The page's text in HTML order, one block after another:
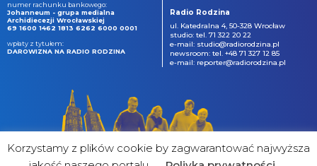
numer rachunku bankowego:
Johanneum - grupa medialna
Archidiecezji Wrocławskiej
69 1600 1462 1813 6262 6000 0001
wpłaty z tytułem:
DAROWIZNA NA RADIO RODZINA
Radio Rodzina
ul. Katedralna 4, 50-328 Wrocław
studio: tel. 71 322 20 22
e-mail: studio@radiorodzina.pl
newsroom: tel. +48 71 327 12 85
e-mail: reporter@radiorodzina.pl
Korzystamy z plików cookie by zagwarantować najwyższa